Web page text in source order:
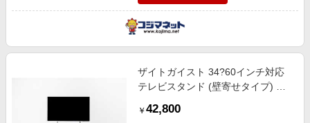
ザイトガイスト 34?60インチ対応
テレビスタンド (壁寄せタイプ) シ
￥ 42,800